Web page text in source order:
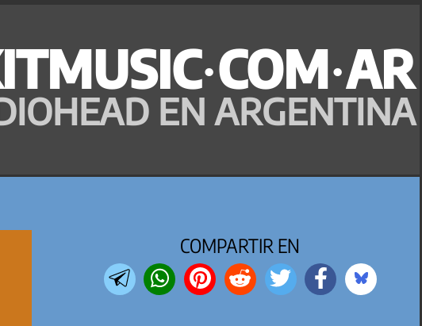
EN ARGENTINA
COMPARTIR EN